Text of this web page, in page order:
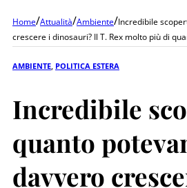
Home/Attualità/Ambiente/Incredibile
crescere i dinosauri? Il T. Rex molto più di
AMBIENTE POLITICA ESTERA
Incredibile
quanto
davvero